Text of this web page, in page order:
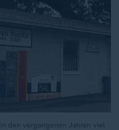
den vergangenen Jahren viel